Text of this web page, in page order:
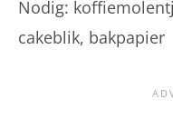
Nodig:
cakeblik, bakpapier